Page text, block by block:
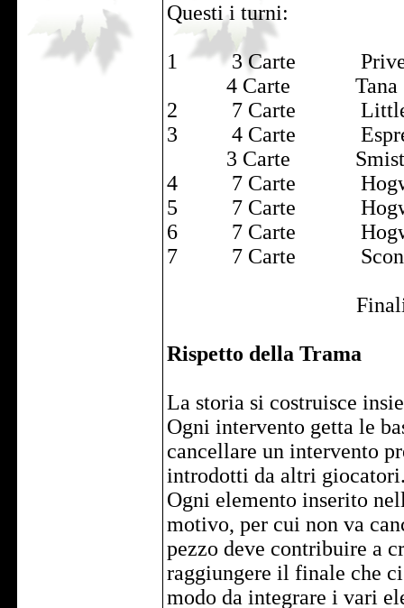
Questi i turni:
1 3 Carte Privet
4 Carte Tana
2 7 Carte Little
3 4 Carte Espresso
3 Carte
4 7 Carte
5 7 Carte
6 7 Carte
7 7 Carte
Rispetto della Trama
La storia si costruisce
Ogni intervento getta le
cancellare un intervento
introdotti da altri
Ogni elemento inserito
motivo, per cui non va
pezzo deve contribuire a
raggiungere il finale che
modo da integrare i vari